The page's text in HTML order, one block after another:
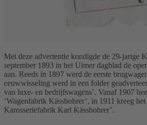
Met deze advertentie kondigde de 29-jarige
september 1893 in het Ulmer dagblad de
aan. Reeds in 1897 werd de eerste
eeuwwisseling werd in een folder
van luxe- en bedrijfswagens’. Vanaf 1907
‘Wagenfabrik Kässbohrer’, in 1911 kreeg
Karosseriefabrik Karl Kässbohrer’.